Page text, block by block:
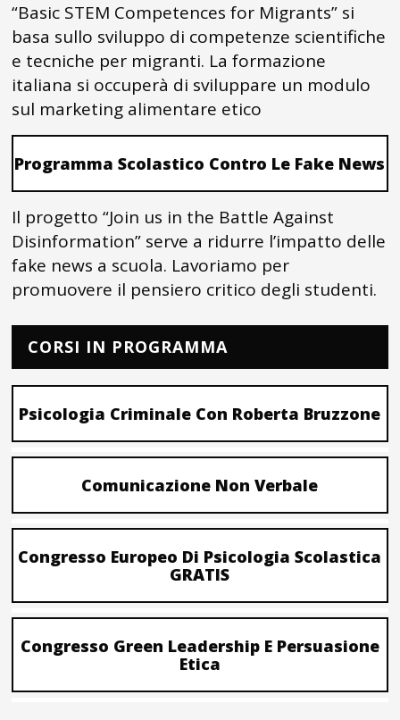
“Basic STEM Competences for Migrants” si
basa sullo sviluppo di competenze scientifiche
e tecniche per migranti. La formazione
italiana si occuperà di sviluppare un modulo
sul marketing alimentare etico
Programma Scolastico Contro Le Fake News
Il progetto “Join us in the Battle Against
Disinformation” serve a ridurre l’impatto delle
fake news a scuola. Lavoriamo per
promuovere il pensiero critico degli studenti.
CORSI IN PROGRAMMA
Psicologia Criminale Con Roberta Bruzzone
Comunicazione Non Verbale
Congresso Europeo Di Psicologia Scolastica
GRATIS
Congresso Green Leadership E Persuasione
Etica